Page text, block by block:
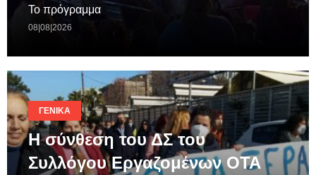
Το πρόγραμμα
08|08|2026
ΓΕΝΙΚΆ
Η σύνθεση του ΔΣ του
Συλλόγου Εργαζομένων ΟΤΑ